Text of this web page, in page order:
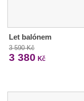
Let balónem
3 590 Kč
3 380 Kč